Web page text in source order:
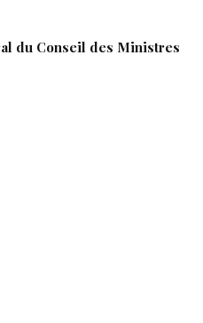
du Conseil des Ministres